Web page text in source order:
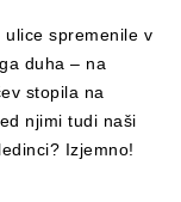
spremenile v
duha – na
stopila na
njimi tudi naši
Izjemno!